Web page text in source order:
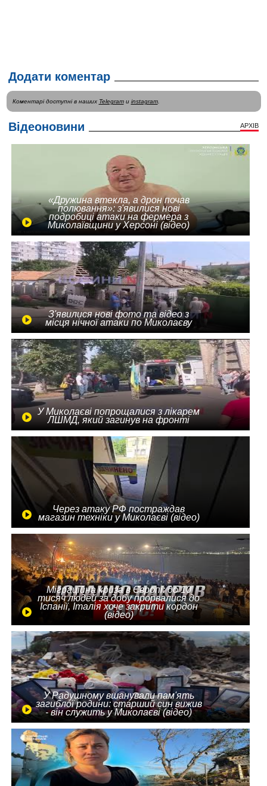
Додати коментар
Коментарі доступні в наших Telegramи instagram.
Відеоновини АРХІВ
«Дружина втекла, а дрон почав
полювання»: з'явилися нові
подробиці атаки на фермера з
Миколаївщини у Херсоні (відео)
З'явилися нові фото та відео з
місця нічної атаки по Миколаєву
У Миколаєві попрощалися з лікарем
ЛШМД, який загинув на фронті
Через атаку РФ постраждав
магазин техніки у Миколаєві (відео)
Міграційна криза в Європі: до 10
тисяч людей за добу прорвалися до
Іспанії, Італія хоче закрити кордон
(відео)
У Радушному вшанували пам'ять
загиблої родини: старший син вижив
- він служить у Миколаєві (відео)